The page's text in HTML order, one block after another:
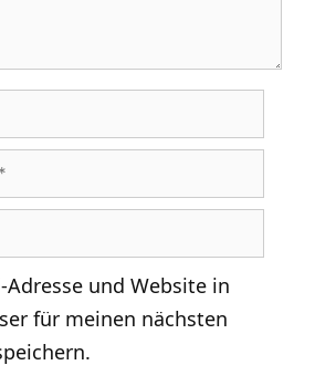
Adresse und Website in
für meinen nächsten